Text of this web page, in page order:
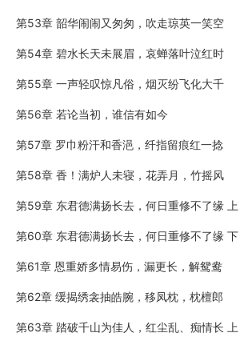
第53章 韶华闹闹又匆匆，吹走琼英一笑空
第54章 碧水长天未展眉，哀蝉落叶泣红时
第55章 一声轻叹惊凡俗，烟灭纷飞化大千
第56章 若论当初，谁信有如今
第57章 罗巾粉汗和香浥，纤指留痕红一捻
第58章 香！满炉人未寝，花弄月，竹摇风
第59章 东君德满扬长去，何日重修不了缘 上
第60章 东君德满扬长去，何日重修不了缘 下
第61章 恩重娇多情易伤，漏更长，解鸳鸯
第62章 缓揭绣衾抽皓腕，移凤枕，枕檀郎
第63章 踏破千山为佳人，红尘乱、痴情长 上